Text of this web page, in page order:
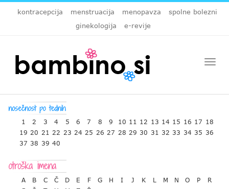
kontracepcija menstruacija menopavza
spolne bolezni
ginekologija
e-revije
1 2 3 4 5 6 7 8 9 10 11 12 13 14 15 16 17 18
19 20 21 22 23 24 25 26 27 28 29 30 31 32 33 34 35 36
37 38 39 40
A B C Č D E F G H I J K L M N O P
R